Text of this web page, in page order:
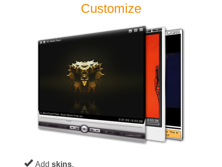
Customize
Add skins.